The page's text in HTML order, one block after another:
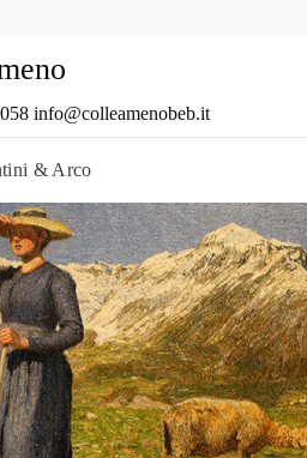
info@colleamenobeb.it
& Arco